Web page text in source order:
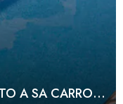
VILLA CON 4 CAMERE DA LETTO A SA CARROCA, VICINO ALLA CITTÀ DI IBIZA